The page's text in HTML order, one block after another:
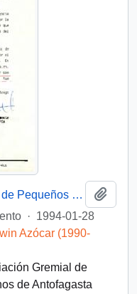
[Carta de la Asociación Gremial de Pequeños Industriales y Artesanos de Antofagasta]
· 1994-01-28
Azócar (1990-
Gremial de
de Antofagasta